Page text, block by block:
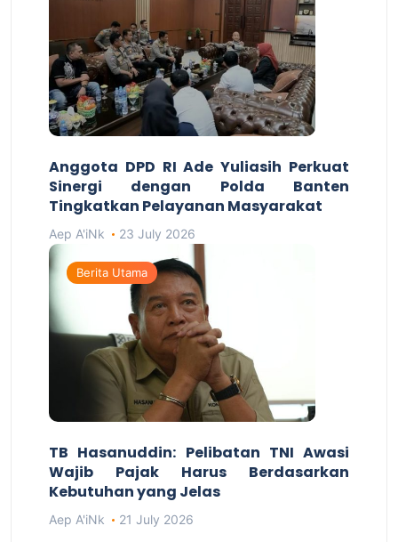
Anggota DPD RI Ade Yuliasih Perkuat
Sinergi dengan Polda Banten
Tingkatkan Pelayanan Masyarakat
Aep A'iNk 23 July 2026
Berita Utama
TB Hasanuddin: Pelibatan TNI Awasi
Wajib Pajak Harus Berdasarkan
Kebutuhan yang Jelas
Aep A'iNk 21 July 2026